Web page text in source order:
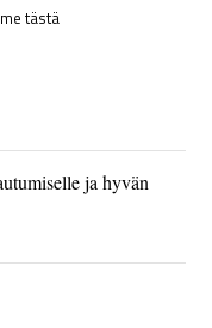
tästä
ja hyvän